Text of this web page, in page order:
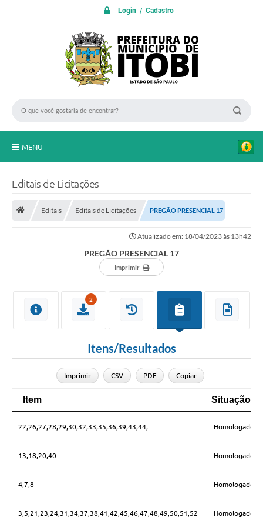
Login / Cadastro
MENU
LEIS MUNICIPAIS
Ouvidoria
Serviços Online
COVID19
Contas Públicas
Galeria de Fotos
Editais de Licitações
Editais Editais de Licitações PREGÃO PRESENCIAL 17
Atualizado em: 18/04/2023 às 13h42
PREGÃO PRESENCIAL 17
Imprimir
2
Itens/Resultados
Imprimir CSV PDF Copiar
Item
Situação
22,26,27,28,29,30,32,33,35,36,39,43,44, Homologado
13,18,20,40 Homologado
4,7,8 Homologado
3,5,21,23,24,31,34,37,38,41,42,45,46,47,48,49,50,51,52 Homologado